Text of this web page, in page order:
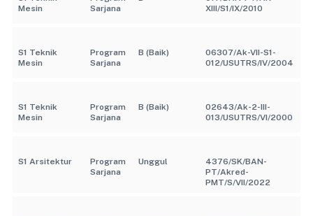
Mesin
Sarjana
XIII/S1/IX/2010
S1 Teknik
Mesin
Program
Sarjana
B (Baik)
06307/Ak-VII-S1-
012/USUTRS/IV/2004
S1 Teknik
Mesin
Program
Sarjana
B (Baik)
02643/Ak-2-III-
013/USUTRS/VI/2000
S1 Arsitektur
Program
Sarjana
Unggul
4376/SK/BAN-
PT/Akred-
PMT/S/VII/2022